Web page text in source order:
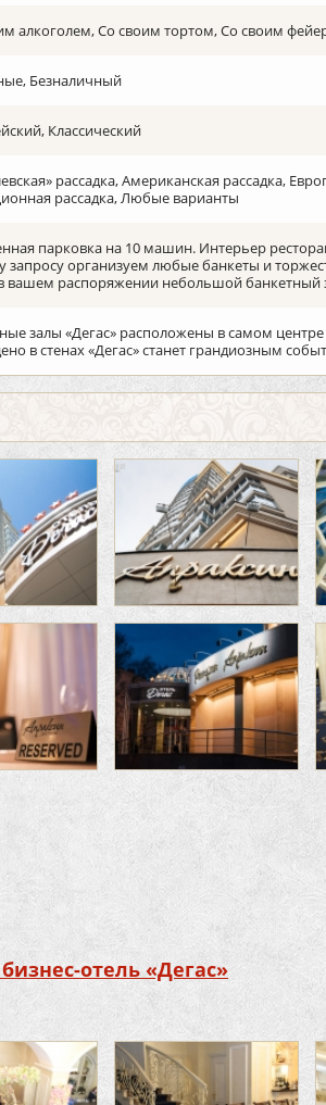
алкоголем, Со своим тортом, Со своим
Безналичный
Классический
рассадка, Американская рассадка,
рассадка, Любые варианты
парковка на 10 машин. Интерьер
запросу организуем любые банкеты и
вашем распоряжении небольшой банкетный
залы «Дегас» расположены в самом
в стенах «Дегас» станет грандиозным
отель «Дегас»